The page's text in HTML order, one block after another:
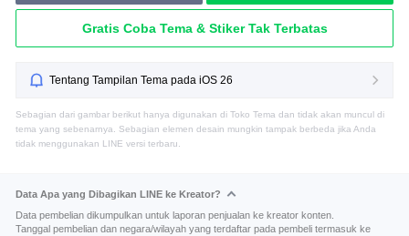
Gratis Coba Tema & Stiker Tak Terbatas
Tentang Tampilan Tema pada iOS 26
Sebagian dari gambar berikut hanya digunakan di Toko Tema dan tidak akan muncul di
tema yang sebenarnya. Sebagian elemen desain mungkin tampak berbeda jika Anda
tidak menggunakan LINE versi terbaru.
Data Apa yang Dibagikan LINE ke Kreator?
Data pembelian dikumpulkan untuk laporan penjualan ke kreator konten.
Tanggal pembelian dan negara/wilayah yang terdaftar pada pembeli termasuk ke